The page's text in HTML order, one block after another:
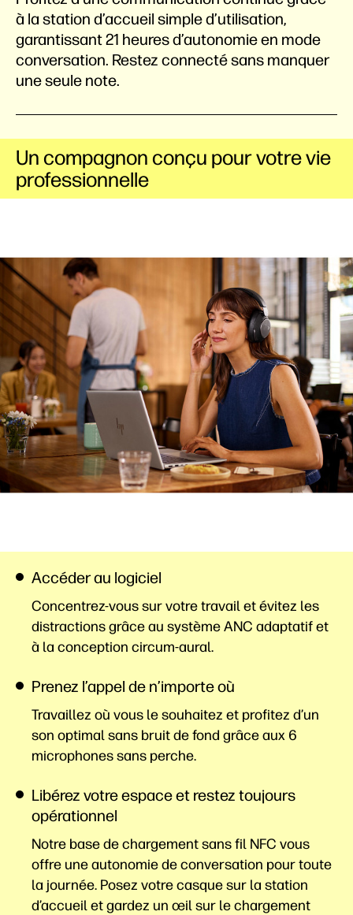
à la station d’accueil simple d’utilisation,
garantissant 21 heures d’autonomie en mode
conversation. Restez connecté sans manquer
une seule note.
Un compagnon conçu pour votre vie
professionnelle
Accéder au logiciel
Concentrez-vous sur votre travail et évitez les
distractions grâce au système ANC adaptatif et
à la conception circum-aural.
Prenez l’appel de n’importe où
Travaillez où vous le souhaitez et profitez d’un
son optimal sans bruit de fond grâce aux 6
microphones sans perche.
Libérez votre espace et restez toujours
opérationnel
Notre base de chargement sans fil NFC vous
offre une autonomie de conversation pour toute
la journée. Posez votre casque sur la station
d’accueil et gardez un œil sur le chargement